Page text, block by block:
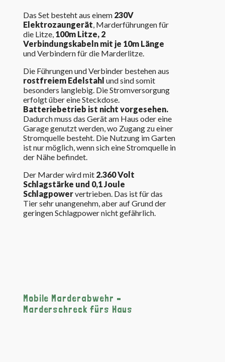
Das Set besteht aus einem 230V
Elektrozaungerät, Marderführungen für
die Litze, 100m Litze, 2
Verbindungskabeln mit je 10m Länge
und Verbindern für die Marderlitze.
Die Führungen und Verbinder bestehen aus
rostfreiem Edelstahl und sind somit
besonders langlebig. Die Stromversorgung
erfolgt über eine Steckdose.
Batteriebetrieb ist nicht vorgesehen.
Dadurch muss das Gerät am Haus oder eine
Garage genutzt werden, wo Zugang zu einer
Stromquelle besteht. Die Nutzung im Garten
ist nur möglich, wenn sich eine Stromquelle in
der Nähe befindet.
Der Marder wird mit2.360 Volt
Schlagstärke und 0,1 Joule
Schlagpowervertrieben. Das ist für das
Tier sehr unangenehm, aber auf Grund der
geringen Schlagpower nicht gefährlich.
Mobile Marderabwehr –
Marderschreck fürs Haus